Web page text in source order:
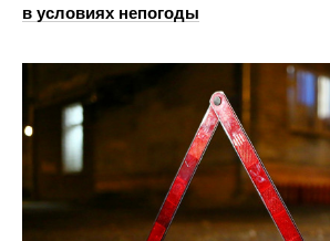
в условиях непогоды